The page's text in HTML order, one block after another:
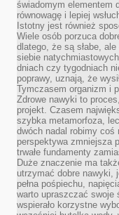
świadomym elementem
równowagę i lepiej
Istotny jest również
Wiele osób porzuca
dlatego, że są słabe,
siebie
dniach czy tygodniach
poprawy, uznają, że
Tymczasem organizm i
Zdrowe nawyki to
projekt. Czasem
szybka metamorfoza,
dwóch nadal robimy coś
perspektywa zmniejsza
trwałe fundamenty
Duże znaczenie ma
utrzymać dobre nawyki,
pełna pośpiechu,
warto upraszczać swoje
wspierało korzystne